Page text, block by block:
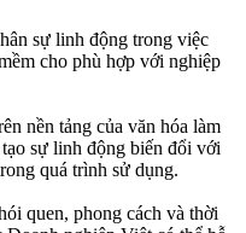
sự linh động trong việc
cho phù hợp với nghiệp
nền tảng của văn hóa làm
sự linh động biến đổi với
quá trình sử dụng.
quen, phong cách và thời